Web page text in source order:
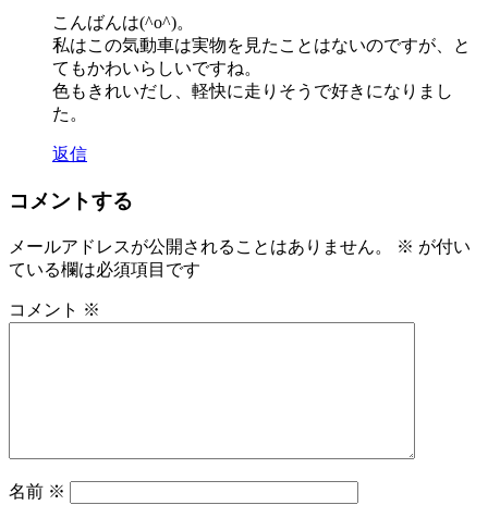
こんばんは(^o^)。
私はこの気動車は実物を見たことはないのですが、と
てもかわいらしいですね。
色もきれいだし、軽快に走りそうで好きになりまし
た。
返信
コメントする
メールアドレスが公開されることはありません。 ※ が付い
ている欄は必須項目です
コメント ※
名前 ※